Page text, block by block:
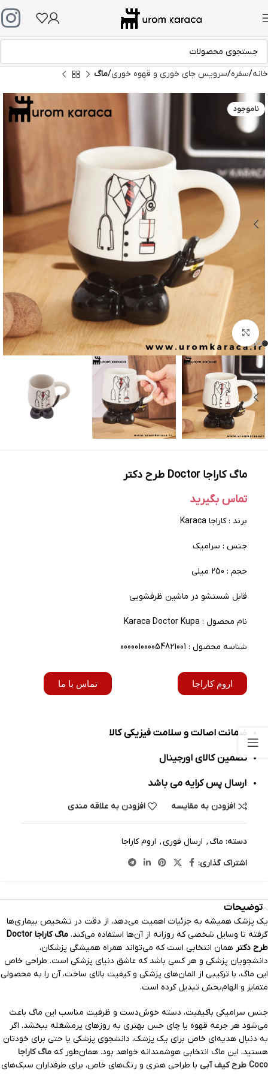
خانه سفره سرویس چای خوری و قهوه خوری ماگ
ناموجود
بزرگنمایی تصویر
ماگ کاراجا Doctor طرح دکتر
تماس بگیرید
برند : کاراجا Karaca
جنس : سرامیک
حجم : 250 میلی
قابل شستشو در ماشین ظرفشویی
نام محصول : Karaca Doctor Kupa
شناسه محصول : 000001000054821001
اروم کاراجا تماس با ما
ضمانت اصالت و سلامت فیزیکی کالا
تضمین کالای اورجینال
ارسال پس کرایه می باشد
افزودن به مقایسه افزودن به علاقه مندی
دسته: ماگ , ارسال فوری, اروم کاراجا
اشتراک گذاری:
توضیحات
یک پزشک همیشه به جزئیات اهمیت می‌دهد، از دقت در تشخیص بیماری‌ها
گرفته تا وسایل شخصی که روزانه از آن‌ها استفاده می‌کند.
ماگ کاراجا Doctor
طرح دکتر همان انتخابی است که می‌تواند همراه همیشگی پزشکان،
دانشجویان پزشکی و هر کسی باشد که عاشق دنیای پزشکی است. طراحی خاص
این ماگ، با ترکیبی از المان‌های پزشکی و کیفیت بالای ساخت، آن را به محصولی
متمایز و الهام‌بخش تبدیل کرده است.
جنس سرامیکی باکیفیت، دسته خوش‌دست و ظرفیت مناسب این ماگ باعث
می‌شود هر جرعه قهوه یا چای حس بهتری به روزهای پرمشغله ببخشد. اگر
به دنبال هدیه‌ای خاص برای یک پزشک، دانشجوی پزشکی یا حتی برای خودتان
هستید، این ماگ انتخابی هوشمندانه خواهد بود. همان‌طور که ماگ کاراجا
Coco طرح کیف آبی
با طراحی هنری و رنگ‌های خاص، برای طرفداران سبک‌های